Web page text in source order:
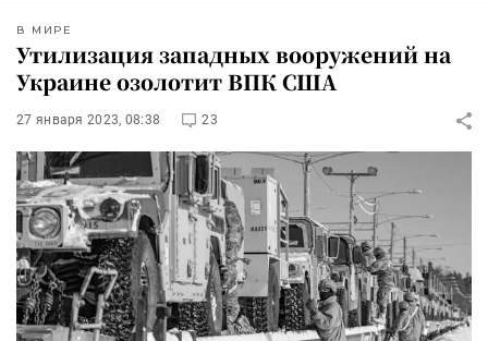
В МИРЕ
Утилизация западных вооружений на
Украине озолотит ВПК США
27 января 2023, 08:38 23